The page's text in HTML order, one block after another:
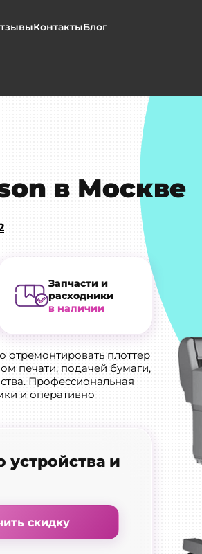
КонтактыБлог
в Москве
Запчасти и
расходники
в наличии
плоттер
печати, подачей бумаги,
Профессиональная
и оперативно
устройства и
скидку